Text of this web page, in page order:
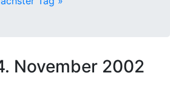
November 2002